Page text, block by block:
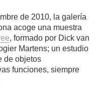
de 2010, la galería
acoge una muestra
, formado por Dick van
Martens; un estudio
de objetos
funciones, siempre